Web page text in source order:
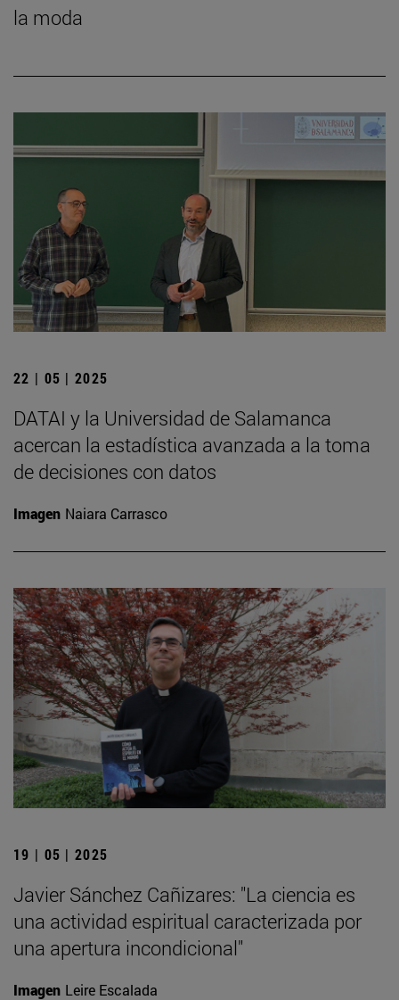
la moda
22 | 05 | 2025
DATAI y la Universidad de Salamanca
acercan la estadística avanzada a la toma
de decisiones con datos
Imagen Naiara Carrasco
19 | 05 | 2025
Javier Sánchez Cañizares: "La ciencia es
una actividad espiritual caracterizada por
una apertura incondicional"
Imagen Leire Escalada